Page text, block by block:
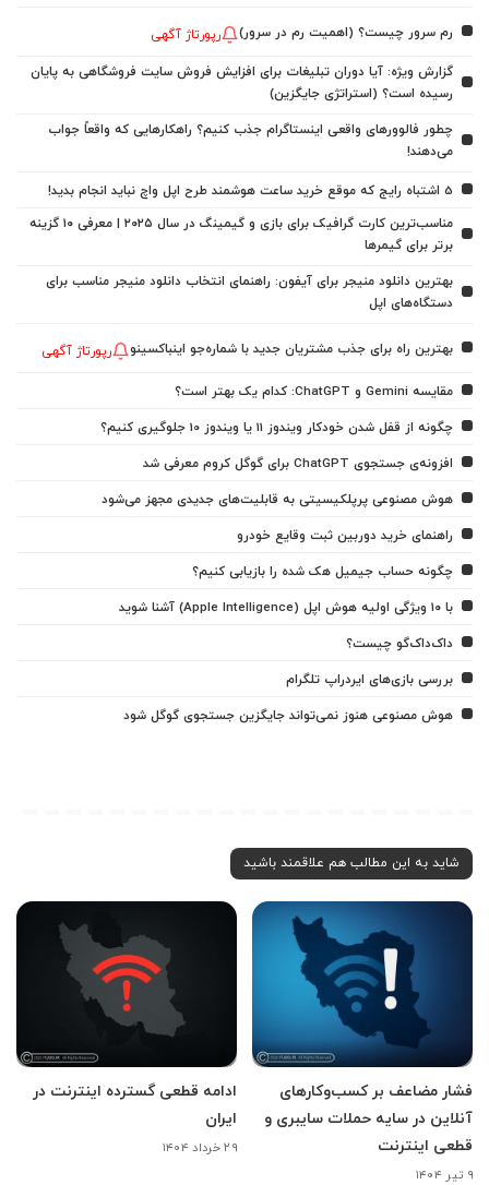
رم سرور چیست؟ (اهمیت رم در سرور) رپورتاژ آگهی
گزارش ویژه: آیا دوران تبلیغات برای افزایش فروش سایت فروشگاهی به پایان
رسیده است؟ (استراتژی جایگزین)
چطور فالوورهای واقعی اینستاگرام جذب کنیم؟ راهکارهایی که واقعاً جواب
می‌دهند!
5 اشتباه رایج که موقع خرید ساعت هوشمند طرح اپل واچ نباید انجام بدید!
مناسب‌ترین کارت گرافیک برای بازی و گیمینگ در سال ۲۰۲۵ | معرفی ۱۰ گزینه
برتر برای گیمرها
بهترین دانلود منیجر برای آیفون: راهنمای انتخاب دانلود منیجر مناسب برای
دستگاه‌های اپل
بهترین راه برای جذب مشتریان جدید با شماره‌جو اینباکسینو رپورتاژ آگهی
مقایسه Gemini و ChatGPT: کدام یک بهتر است؟
چگونه از قفل شدن خودکار ویندوز 11 یا ویندوز 10 جلوگیری کنیم؟
افزونه‌ی جستجوی ChatGPT برای گوگل کروم معرفی شد
هوش مصنوعی پرپلکیسیتی به قابلیت‌های جدیدی مجهز می‌شود
راهنمای خرید دوربین ثبت وقایع خودرو
چگونه حساب جیمیل هک شده را بازیابی کنیم؟
با ۱۰ ویژگی اولیه هوش اپل (Apple Intelligence) آشنا شوید
داک‌داک‌گو چیست؟
بررسی بازی‌های ایردراپ تلگرام
هوش مصنوعی هنوز نمی‌تواند جایگزین جستجوی گوگل شود
شاید به این مطالب هم علاقمند باشید
فشار مضاعف بر کسب‌وکارهای
آنلاین در سایه حملات سایبری و
قطعی اینترنت
۹ تیر ۱۴۰۴
ادامه قطعی گسترده اینترنت در
ایران
۲۹ خرداد ۱۴۰۴